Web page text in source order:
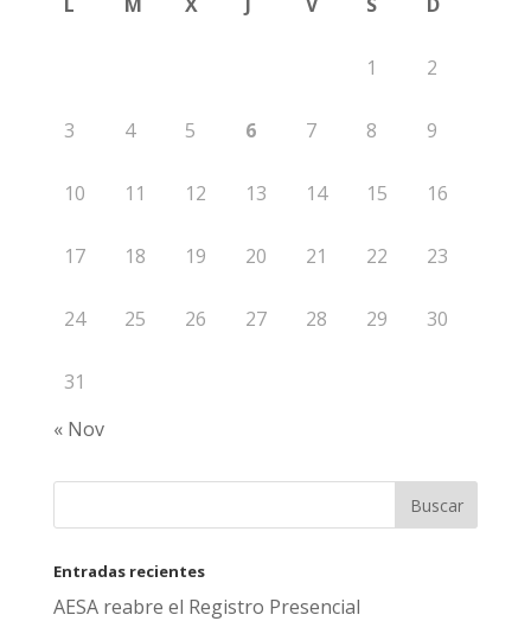
1 2
3 4 5 6 7 8 9
10 11 12 13 14 15 16
17 18 19 20 21 22 23
24 25 26 27 28 29 30
31
« Nov
Entradas recientes
AESA reabre el Registro Presencial